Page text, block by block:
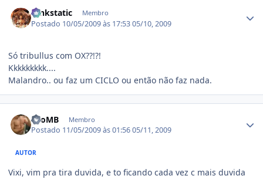
funkstatic Membro
Postado 10/05/2009 às 17:5305/10, 2009
Só tribullus com OX??!?!
Kkkkkkkkk....
Malandro.. ou faz um CICLO ou então não faz nada.
LeoMB Membro
Postado 11/05/2009 às 01:5605/11, 2009
AUTOR
Vixi, vim pra tira duvida, e to ficando cada vez c mais duvida